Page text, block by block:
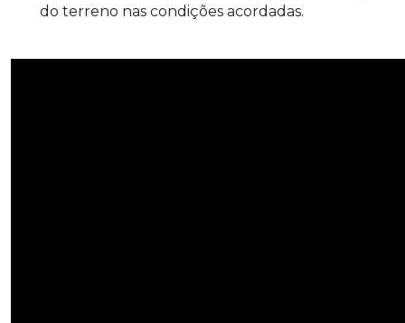
do terreno nas condições acordadas.